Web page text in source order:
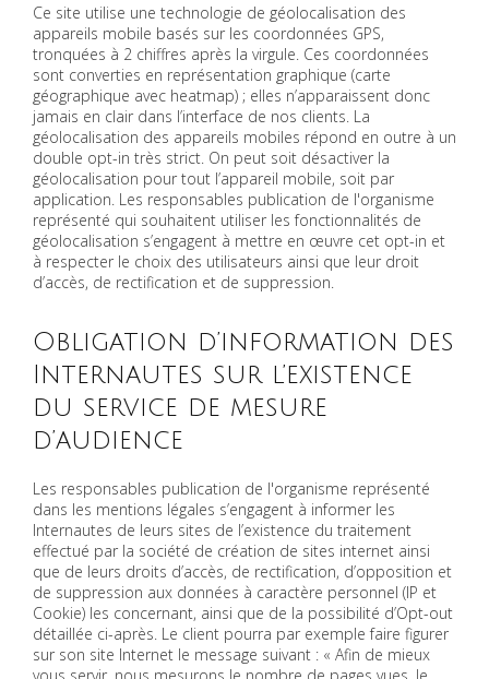
Ce site utilise une technologie de géolocalisation des
appareils mobile basés sur les coordonnées GPS,
tronquées à 2 chiffres après la virgule. Ces coordonnées
sont converties en représentation graphique (carte
géographique avec heatmap) ; elles n’apparaissent donc
jamais en clair dans l’interface de nos clients. La
géolocalisation des appareils mobiles répond en outre à un
double opt-in très strict. On peut soit désactiver la
géolocalisation pour tout l’appareil mobile, soit par
application. Les responsables publication de l'organisme
représenté qui souhaitent utiliser les fonctionnalités de
géolocalisation s’engagent à mettre en œuvre cet opt-in et
à respecter le choix des utilisateurs ainsi que leur droit
d’accès, de rectification et de suppression.
Obligation d’information des
Internautes sur l’existence
du service de mesure
d’audience
Les responsables publication de l'organisme représenté
dans les mentions légales s’engagent à informer les
Internautes de leurs sites de l’existence du traitement
effectué par la société de création de sites internet ainsi
que de leurs droits d’accès, de rectification, d’opposition et
de suppression aux données à caractère personnel (IP et
Cookie) les concernant, ainsi que de la possibilité d’Opt-out
détaillée ci-après. Le client pourra par exemple faire figurer
sur son site Internet le message suivant : « Afin de mieux
vous servir, nous mesurons le nombre de pages vues, le